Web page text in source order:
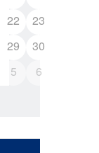
22
23
29
30
5 6